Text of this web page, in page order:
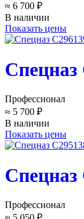
≈ 6 700 ₽
В наличии
Показать цены
Спецназ
Профессионал
≈ 5 700 ₽
В наличии
Показать цены
Спецназ
Профессионал